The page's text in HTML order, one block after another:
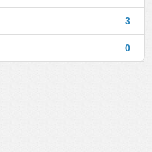
3
0